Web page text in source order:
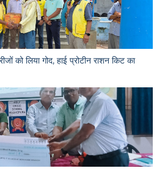
को लिया गोद, हाई प्रोटीन राशन किट का